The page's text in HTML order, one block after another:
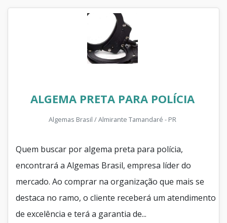
ALGEMA PRETA PARA POLÍCIA
Algemas Brasil / Almirante Tamandaré - PR
Quem buscar por algema preta para polícia,
encontrará a Algemas Brasil, empresa líder do
mercado. Ao comprar na organização que mais se
destaca no ramo, o cliente receberá um atendimento
de excelência e terá a garantia de...